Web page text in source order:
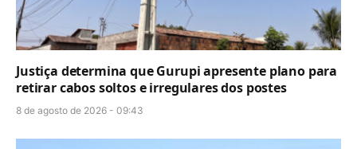
Justiça determina que Gurupi apresente plano para
retirar cabos soltos e irregulares dos postes
8 de agosto de 2026 - 09:43